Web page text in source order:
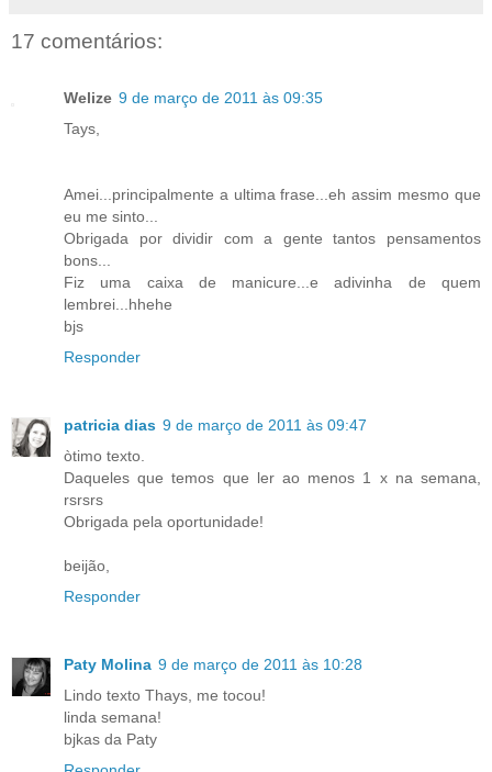
17 comentários:
Welize 9 de março de 2011 às 09:35
Tays,
Amei...principalmente a ultima frase...eh assim mesmo que
eu me sinto...
Obrigada por dividir com a gente tantos pensamentos
bons...
Fiz uma caixa de manicure...e adivinha de quem
lembrei...hhehe
bjs
Responder
patricia dias 9 de março de 2011 às 09:47
òtimo texto.
Daqueles que temos que ler ao menos 1 x na semana,
rsrsrs
Obrigada pela oportunidade!
beijão,
Responder
Paty Molina 9 de março de 2011 às 10:28
Lindo texto Thays, me tocou!
linda semana!
bjkas da Paty